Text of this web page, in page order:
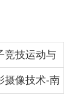
竞技运动与
摄像技术-南